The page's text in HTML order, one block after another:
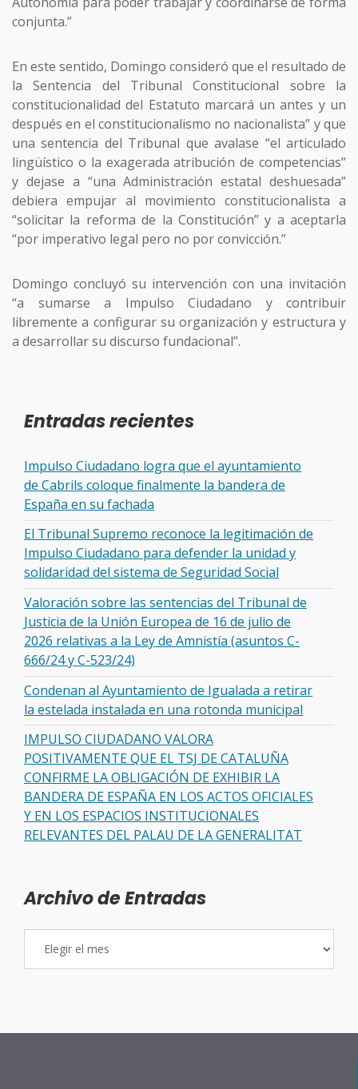
conjunta.”
En este sentido, Domingo consideró que el resultado de
la Sentencia del Tribunal Constitucional sobre la
constitucionalidad del Estatuto marcará un antes y un
después en el constitucionalismo no nacionalista” y que
una sentencia del Tribunal que avalase “el articulado
lingüístico o la exagerada atribución de competencias”
y dejase a “una Administración estatal deshuesada”
debiera empujar al movimiento constitucionalista a
“solicitar la reforma de la Constitución” y a aceptarla
“por imperativo legal pero no por convicción.”
Domingo concluyó su intervención con una invitación
“a sumarse a Impulso Ciudadano y contribuir
libremente a configurar su organización y estructura y
a desarrollar su discurso fundacional”.
Entradas recientes
Impulso Ciudadano logra que el ayuntamiento
de Cabrils coloque finalmente la bandera de
España en su fachada
El Tribunal Supremo reconoce la legitimación de
Impulso Ciudadano para defender la unidad y
solidaridad del sistema de Seguridad Social
Valoración sobre las sentencias del Tribunal de
Justicia de la Unión Europea de 16 de julio de
2026 relativas a la Ley de Amnistía (asuntos C-
666/24 y C-523/24)
Condenan al Ayuntamiento de Igualada a retirar
la estelada instalada en una rotonda municipal
IMPULSO CIUDADANO VALORA
POSITIVAMENTE QUE EL TSJ DE CATALUÑA
CONFIRME LA OBLIGACIÓN DE EXHIBIR LA
BANDERA DE ESPAÑA EN LOS ACTOS OFICIALES
Y EN LOS ESPACIOS INSTITUCIONALES
RELEVANTES DEL PALAU DE LA GENERALITAT
Archivo de Entradas